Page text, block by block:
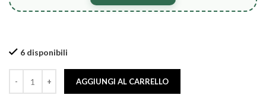
6 disponibili
AGGIUNGI AL CARRELLO